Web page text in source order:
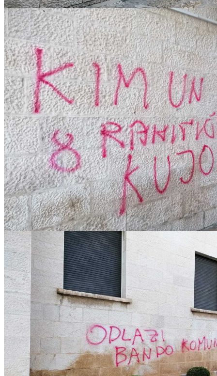
IMG-20221217-WA0011
IMG-20221217-WA0010